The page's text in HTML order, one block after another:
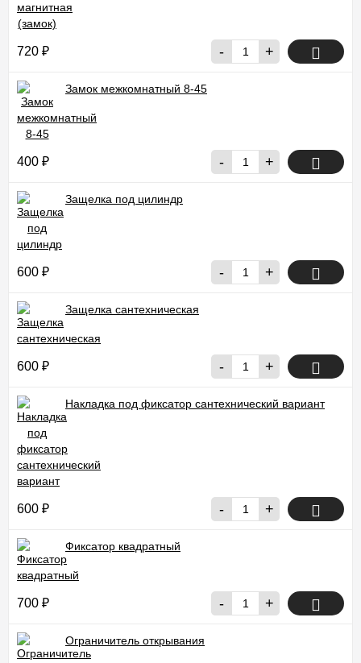
720 ₽ - +
Замок межкомнатный 8-45
400 ₽ - +
Защелка под цилиндр
600 ₽ - +
Защелка сантехническая
600 ₽ - +
Накладка под фиксатор сантехнический вариант
600 ₽ - +
Фиксатор квадратный
700 ₽ - +
Ограничитель открывания